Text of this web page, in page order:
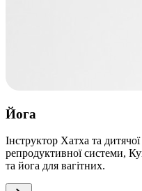
Йога
Інструктор Хатха та
репродуктивної системи,
та йога для вагітних.